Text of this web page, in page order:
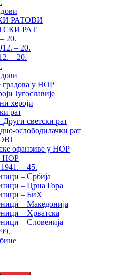
РАТОВИ
РАТ
20.
– 20.
– 20.
градова у НОР
Југославије
хероји
рат
Други светски рат
ослободилачки рат
офанзиве у НОР
НОР
– 45.
– Србија
– Црна Гора
– БиХ
– Македонија
– Хрватска
– Словенија